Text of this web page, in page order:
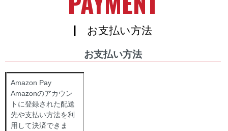
| お支払い方法
お支払い方法
Amazon Pay
Amazonのアカウン
トに登録された配送
先や支払い方法を利
用して決済できま